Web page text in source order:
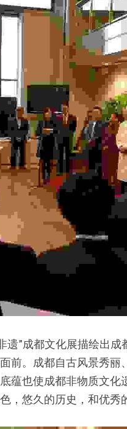
遗”成都文化展描绘出
前。成都自古风景秀丽
蕴也使成都非物质文化
，悠久的历史，和优秀